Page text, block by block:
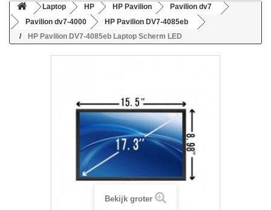
Laptop HP HP Pavilion
Pavilion dv7
Pavilion dv7-4000
HP Pavilion DV7-4085eb
HP Pavilion DV7-4085eb Laptop Scherm LED
Bekijk groter